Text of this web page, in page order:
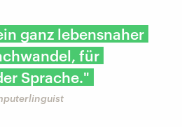
ganz lebensnaher
für
Sprache."